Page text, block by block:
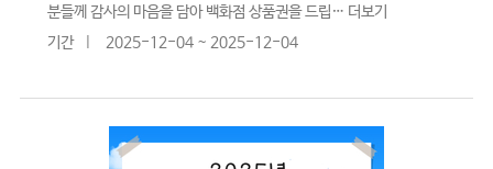
분들께 감사의 마음을 담아 백화점 상품권을 드립… 더보기
기간
2025-12-04 ~ 2025-12-04